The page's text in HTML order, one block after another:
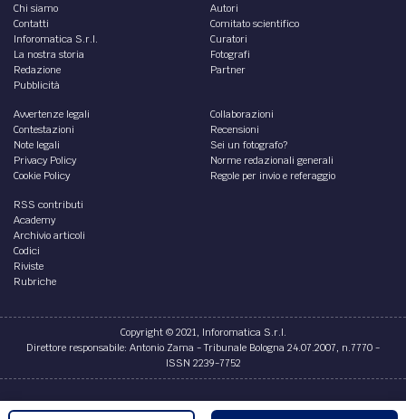
Chi siamo
Contatti
Inforomatica S.r.l.
La nostra storia
Redazione
Pubblicità
Autori
Comitato scientifico
Curatori
Fotografi
Partner
Avvertenze legali
Contestazioni
Note legali
Privacy Policy
Cookie Policy
Collaborazioni
Recensioni
Sei un fotografo?
Norme redazionali generali
Regole per invio e referaggio
RSS contributi
Academy
Archivio articoli
Codici
Riviste
Rubriche
Copyright © 2021, Inforomatica S.r.l.
Direttore responsabile: Antonio Zama - Tribunale Bologna 24.07.2007, n.7770 -
ISSN 2239-7752
Credits